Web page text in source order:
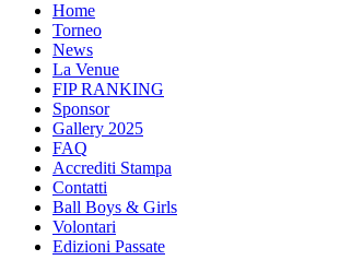
Home
Torneo
News
La Venue
FIP RANKING
Sponsor
Gallery 2025
FAQ
Accrediti Stampa
Contatti
Ball Boys & Girls
Volontari
Edizioni Passate